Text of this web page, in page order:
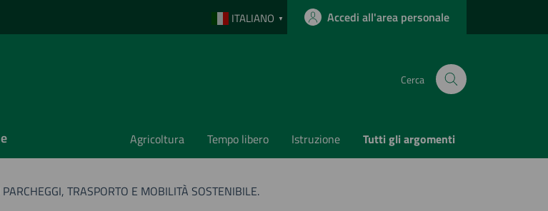
ITALIANO ▼ Accedi all'area personale
Cerca
Agricoltura Tempo libero Istruzione Tutti gli argomenti
TRASPORTO E MOBILITÀ SOSTENIBILE.